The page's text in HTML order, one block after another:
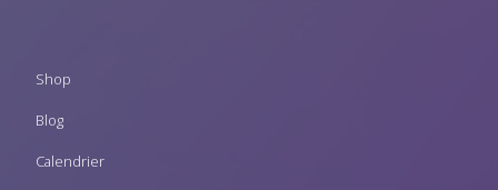
Footer
Shop
Blog
Calendrier